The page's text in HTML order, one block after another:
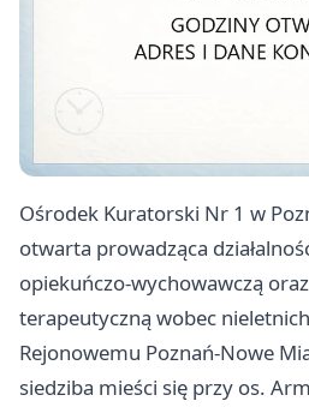
Ośrodek Kuratorski Nr 1 w
otwarta prowadząca
opiekuńczo-wychowawczą
terapeutyczną wobec
Rejonowemu Poznań-Nowe
siedziba mieści się przy os.